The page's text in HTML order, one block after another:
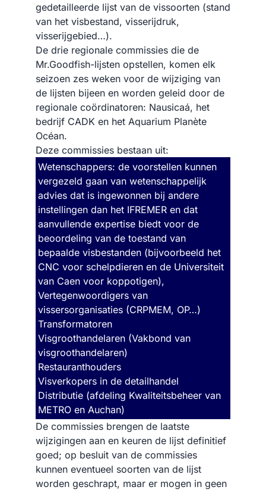
gedetailleerde lijst van de vissoorten (stand
van het visbestand, visserijdruk,
visserijgebied…).
De drie regionale commissies die de
Mr.Goodfish-lijsten opstellen, komen elk
seizoen zes weken voor de wijziging van
de lijsten bijeen en worden geleid door de
regionale coördinatoren: Nausicaá, het
bedrijf CADK en het Aquarium Planète
Océan.
Deze commissies bestaan uit:
Wetenschappers: de voorstellen kunnen
vergezeld gaan van wetenschappelijk
advies dat is ingewonnen bij andere
instellingen dan het IFREMER en dat
aanvullende expertise biedt voor de
beoordeling van de toestand van
bepaalde visbestanden (bijvoorbeeld het
CNC voor schelpdieren en de Universiteit
van Caen voor koppotigen),
Vertegenwoordigers van
vissersorganisaties (CRPMEM, OP…)
Transformatoren
Visgroothandelaren (Vakbond van
visgroothandelaren)
Restauranthouders
Visverkopers in de detailhandel
Distributie (afdeling Kwaliteitsbeheer van
METRO en Auchan)
De commissies brengen de laatste
wijzigingen aan en keuren de lijst definitief
goed; op besluit van de commissies
kunnen eventueel soorten van de lijst
worden geschrapt, maar er mogen in geen